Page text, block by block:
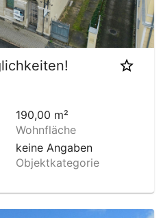
190,00 m²
Wohnfläche
keine Angaben
Objektkategorie